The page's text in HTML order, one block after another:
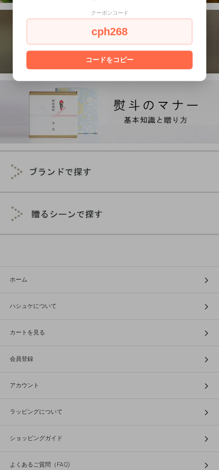
ホーム
ハシュケについて
カートを見る
会員登録
アカウント
ラッピングについて
ショッピングガイド
よくあるご質問（FAQ)
クーポンコード
cph268
コードをコピー